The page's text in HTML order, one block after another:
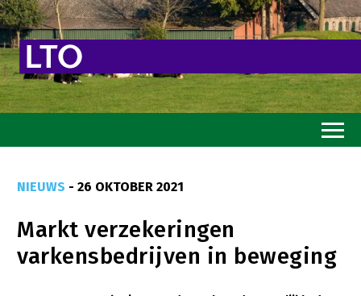
Goed eten
Mooi groen
NIEUWS - 26 OKTOBER 2021
Markt verzekeringen
varkensbedrijven in beweging